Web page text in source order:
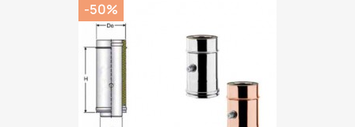
-50%